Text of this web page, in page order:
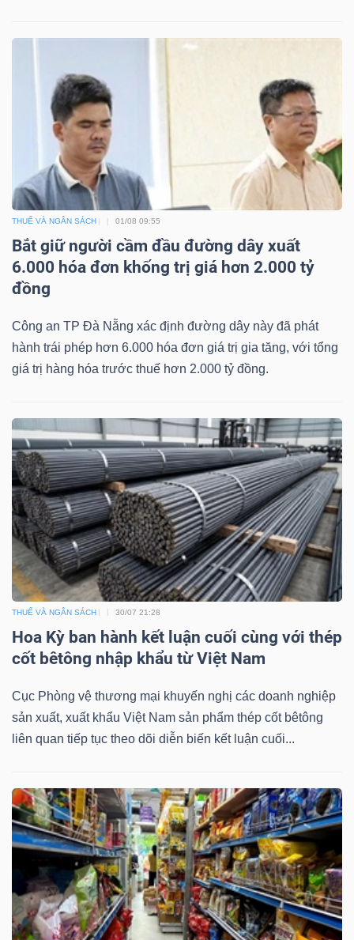
THUẾ VÀ NGÂN SÁCH 01/08 09:55
Bắt giữ người cầm đầu đường dây xuất
6.000 hóa đơn khống trị giá hơn 2.000 tỷ
đồng
Công an TP Đà Nẵng xác định đường dây này đã phát
hành trái phép hơn 6.000 hóa đơn giá trị gia tăng, với tổng
giá trị hàng hóa trước thuế hơn 2.000 tỷ đồng.
THUẾ VÀ NGÂN SÁCH 30/07 21:28
Hoa Kỳ ban hành kết luận cuối cùng với thép
cốt bêtông nhập khẩu từ Việt Nam
Cục Phòng vệ thương mại khuyến nghị các doanh nghiệp
sản xuất, xuất khẩu Việt Nam sản phẩm thép cốt bêtông
liên quan tiếp tục theo dõi diễn biến kết luận cuối...